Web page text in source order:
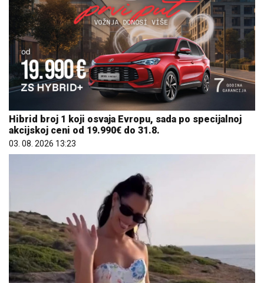
Hibrid broj 1 koji osvaja Evropu, sada po specijalnoj
akcijskoj ceni od 19.990€ do 31.8.
03. 08. 2026 13:23